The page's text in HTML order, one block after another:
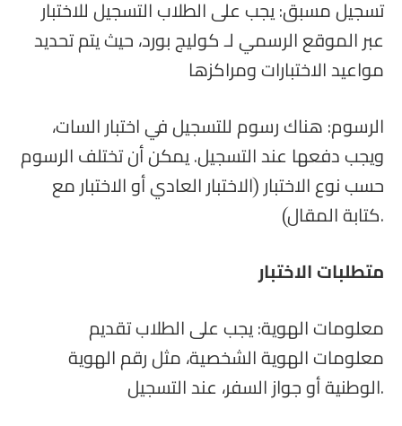
تسجيل مسبق: يجب على الطلاب التسجيل للاختبار
عبر الموقع الرسمي لـ كوليج بورد، حيث يتم تحديد
مواعيد الاختبارات ومراكزها
الرسوم: هناك رسوم للتسجيل في اختبار السات،
ويجب دفعها عند التسجيل. يمكن أن تختلف الرسوم
حسب نوع الاختبار (الاختبار العادي أو الاختبار مع
كتابة المقال).
متطلبات الاختبار
معلومات الهوية: يجب على الطلاب تقديم
معلومات الهوية الشخصية، مثل رقم الهوية
الوطنية أو جواز السفر، عند التسجيل.